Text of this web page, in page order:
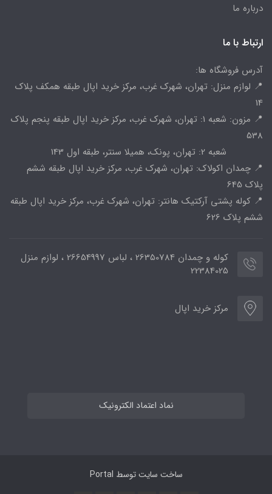
درباره ما
ارتباط با ما
آدرس فروشگاه ها:
📍 لوازم منزل: تهران، شهرک غرب، مرکز خرید اپال طبقه همکف پلاک
14
📍 مزون: شعبه 1: تهران، شهرک غرب، مرکز خرید اپال طبقه پنجم پلاک
538
شعبه 2: تهران، پونک، همیلا سنتر، طبقه اول 143
📍 چمدان اکولاک: تهران، شهرک غرب، مرکز خرید اپال طبقه ششم
پلاک 645
📍 کوله پشتی آرکتیک هانتر: تهران، شهرک غرب، مرکز خرید اپال طبقه
ششم پلاک 626
کوله و چمدان 26350784 ، لباس 26654997 ، لوازم منزل
22384025
مرکز خرید اپال
نماد اعتماد الکترونیک
ساخت سایت توسط Portal